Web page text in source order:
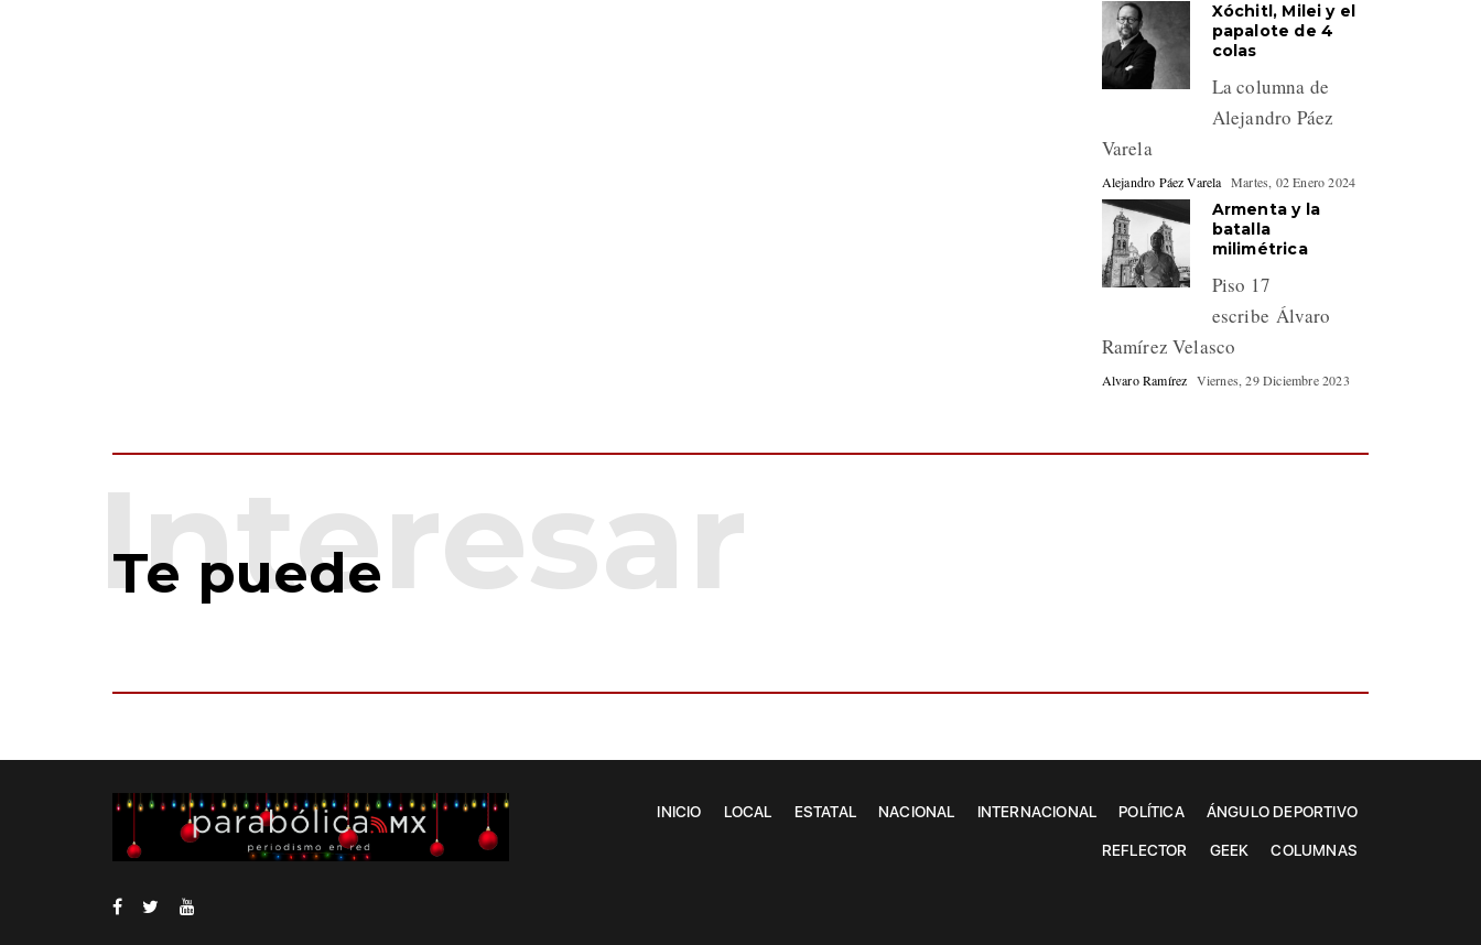
Xóchitl, Milei y el
papalote de 4
colas
La columna de
Alejandro Páez
Varela
Alejandro Páez Varela Martes, 02 Enero 2024
Armenta y la
batalla
milimétrica
Piso 17
escribe Álvaro
Ramírez Velasco
Alvaro Ramírez Viernes, 29 Diciembre 2023
Te puede
INICIO LOCAL ESTATAL NACIONAL INTERNACIONAL POLÍTICA ÁNGULO DEPORTIVO
REFLECTOR GEEK COLUMNAS